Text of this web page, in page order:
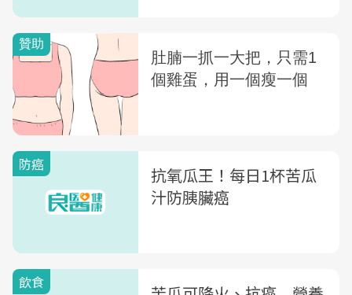
防癌
抗氧瓜王！每日1杯苦瓜
汁防胰臟癌
飲食